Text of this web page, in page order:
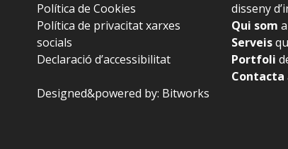
Política de Cookies
Política de privacitat xarxes
socials
Declaració d’accessibilitat
Designed&powered by: Bitworks
disseny
Qui som
Serveis
Portfoli
Contacta